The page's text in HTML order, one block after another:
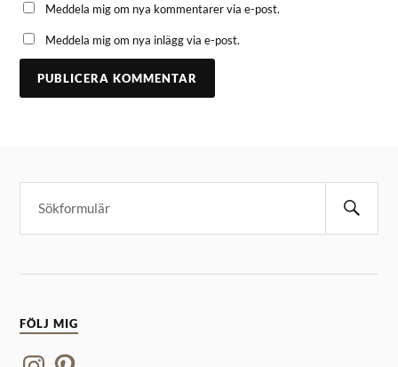
Meddela mig om nya kommentarer via e-post.
Meddela mig om nya inlägg via e-post.
FÖLJ MIG